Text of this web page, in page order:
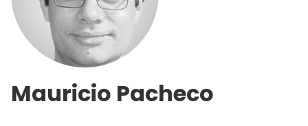
Mauricio Pacheco